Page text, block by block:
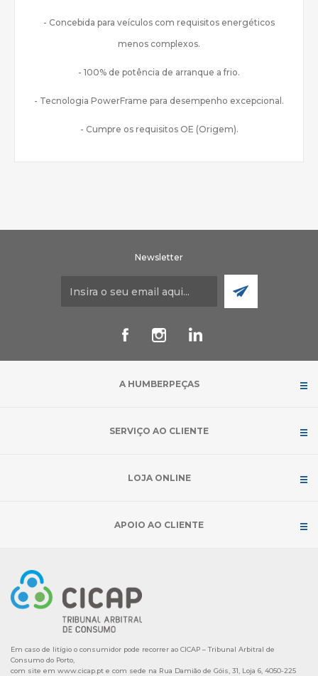
- Concebida para veículos com requisitos energéticos
menos complexos.
- 100% de potência de arranque a frio.
- Tecnologia PowerFrame para desempenho excepcional.
- Cumpre os requisitos OE (Origem).
Newsletter
A HUMBERPEÇAS
SERVIÇO AO CLIENTE
LOJA ONLINE
APOIO AO CLIENTE
Em caso de litígio o consumidor pode recorrer ao CICAP – Tribunal Arbitral de
Consumo do Porto,
com site em www.cicap.pt e com sede na Rua Damião de Góis, 31, Loja 6, 4050-225